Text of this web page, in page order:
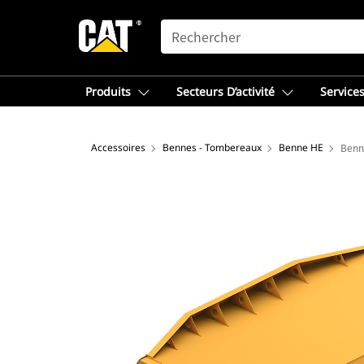
SEARCH
Produits Secteurs D’activité
Accessoires Bennes - Tombereaux Benne HE